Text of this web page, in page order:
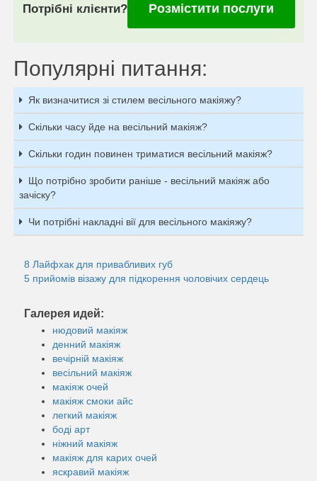
Потрібні клієнти? Розмістити послуги
Популярні питання:
Як визначитися зі стилем весільного макіяжу?
Скільки часу йде на весільний макіяж?
Скільки годин повинен триматися весільний макіяж?
Що потрібно зробити раніше - весільний макіяж або
зачіску?
Чи потрібні накладні вії для весільного макіяжу?
8 Лайфхак для привабливих губ
5 прийомів візажу для підкорення чоловічих сердець
Галерея идей:
нюдовий макіяж
денний макіяж
вечірній макіяж
весільний макіяж
макіяж очей
макіяж смоки айс
легкий макіяж
боді арт
ніжний макіяж
макіяж для карих очей
яскравий макіяж